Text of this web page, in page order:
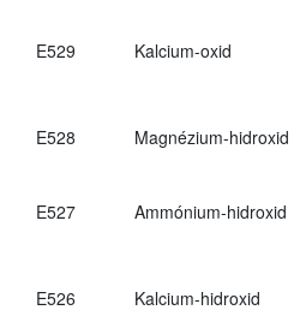
E529 Kalcium-oxid
E528 Magnézium-hidroxid
E527 Ammónium-hidroxid
E526 Kalcium-hidroxid